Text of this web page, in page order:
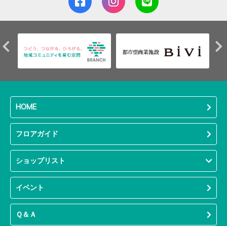
HOME
フロアガイド
ショップリスト
イベント
Ｑ＆Ａ